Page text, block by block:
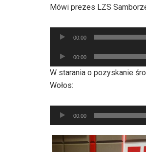
Mówi prezes LZS
Odtwarzacz
dźwiękowych
00:00
Odtwarzacz
plików
dźwiękowych
00:00
W starania o pozyskanie
Wołos:
Odtwarzacz
plików
dźwiękowych
00:00